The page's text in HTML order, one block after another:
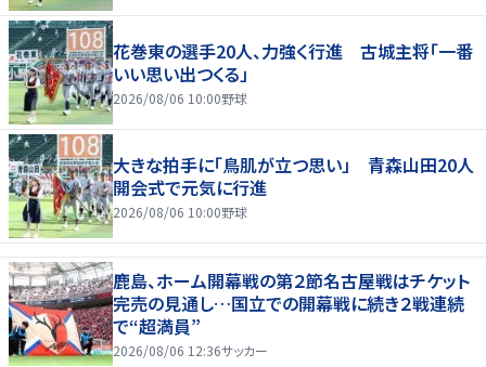
花巻東の選手20人、力強く行進 古城主将「一番
いい思い出つくる」
2026/08/06 10:00野球
大きな拍手に「鳥肌が立つ思い」 青森山田20人
開会式で元気に行進
2026/08/06 10:00野球
鹿島、ホーム開幕戦の第２節名古屋戦はチケット
完売の見通し…国立での開幕戦に続き２戦連続
で“超満員”
2026/08/06 12:36サッカー